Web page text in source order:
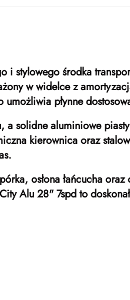
stylowego środka
w widelce z
płynne
solidne aluminiowe
kierownica oraz
osłona łańcucha
Alu 28" 7spd to